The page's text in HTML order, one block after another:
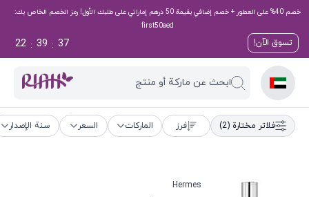
خصم 40% على العطور + خصم إضافي بقيمة 50 درهم إماراتي على طلبك الأول! رمز الخصم الخاص بك:
first50aed
تسوق الآن! 36
:
39
:
22
ابحث عن ماركة أو منتج
فلاتر مختارة (2) فرز الماركات السعر سنة الإصدار
Hermes